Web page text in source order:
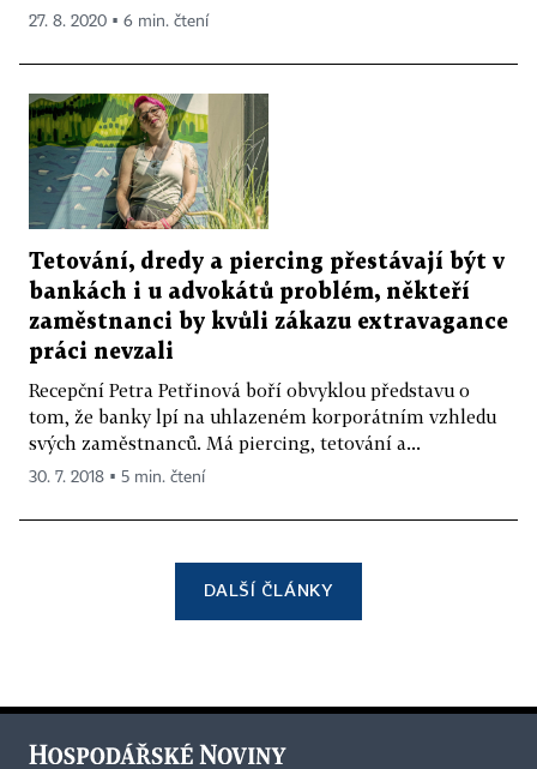
27. 8. 2020 ▪ 6 min. čtení
Tetování, dredy a piercing přestávají být v
bankách i u advokátů problém, někteří
zaměstnanci by kvůli zákazu extravagance
práci nevzali
Recepční Petra Petřinová boří obvyklou představu o
tom, že banky lpí na uhlazeném korporátním vzhledu
svých zaměstnanců. Má piercing, tetování a...
30. 7. 2018 ▪ 5 min. čtení
DALŠÍ ČLÁNKY